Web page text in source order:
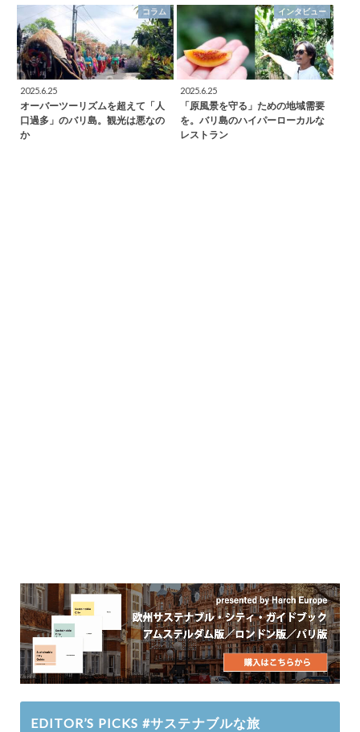
コラム
2025.6.25
オーバーツーリズムを超えて「人
口過多」のバリ島。観光は悪なの
か
インタビュー
2025.6.25
「原風景を守る」ための地域需要
を。バリ島のハイパーローカルな
レストラン
EDITOR’S PICKS #サステナブルな旅